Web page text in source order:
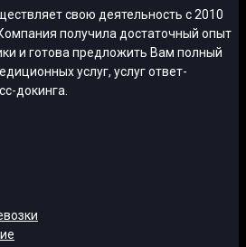
свою деятельность с 2010
получила достаточный опыт
и готова предложить Вам полный
услуг, услуг ответ-
докинга.